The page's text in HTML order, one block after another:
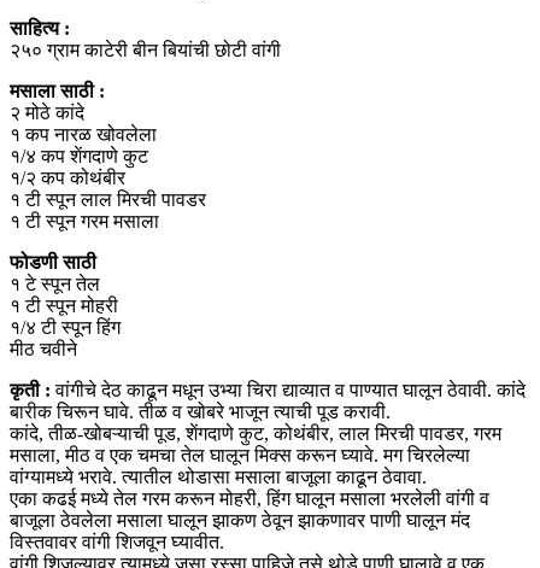
साहित्य :
२५० ग्राम काटेरी बीन बियांची छोटी वांगी
मसाला साठी :
२ मोठे कांदे
१ कप नारळ खोवलेला
१/४ कप शेंगदाणे कुट
१/२ कप कोथंबीर
१ टी स्पून लाल मिरची पावडर
१ टी स्पून गरम मसाला
फोडणी साठी
१ टे स्पून तेल
१ टी स्पून मोहरी
१/४ टी स्पून हिंग
मीठ चवीने
कृती : वांगीचे देठ काढून मधून उभ्या चिरा द्याव्यात व पाण्यात घालून ठेवावी. कांदे
बारीक चिरून घावे. तीळ व खोबरे भाजून त्याची पूड करावी.
कांदे, तीळ-खोबऱ्याची पूड, शेंगदाणे कुट, कोथंबीर, लाल मिरची पावडर, गरम
मसाला, मीठ व एक चमचा तेल घालून मिक्स करून घ्यावे. मग चिरलेल्या
वांग्यामध्ये भरावे. त्यातील थोडासा मसाला बाजूला काढून ठेवावा.
एका कढई मध्ये तेल गरम करून मोहरी, हिंग घालून मसाला भरलेली वांगी व
बाजूला ठेवलेला मसाला घालून झाकण ठेवून झाकणावर पाणी घालून मंद
विस्तवावर वांगी शिजवून घ्यावीत.
वांगी शिजल्यावर त्यामध्ये जसा रस्सा पाहिजे तसे थोडे पाणी घालावे व एक